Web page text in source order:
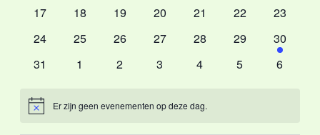
0
17
0
18
0
19
0
20
0
21
0
22
0
23
0
24
0
25
0
26
0
27
0
28
0
evenementen
29
1
30
0
31
0
1
0
2
0
3
0
4
0
5
0
6
BerichtEr zijn geen evenementen op deze dag.